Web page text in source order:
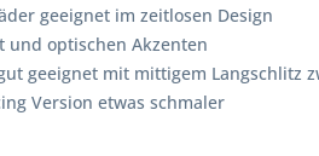
geeignet im zeitlosen Design
und optischen Akzenten
geeignet mit mittigem Langschlitz
Version etwas schmaler